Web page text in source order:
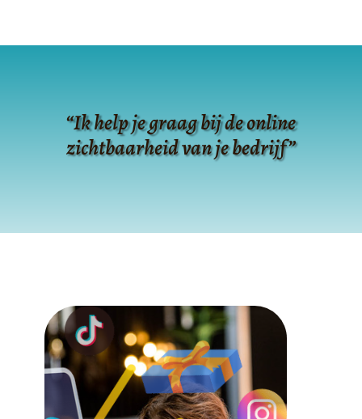
“Ik help je graag bij de online
zichtbaarheid van je bedrijf”